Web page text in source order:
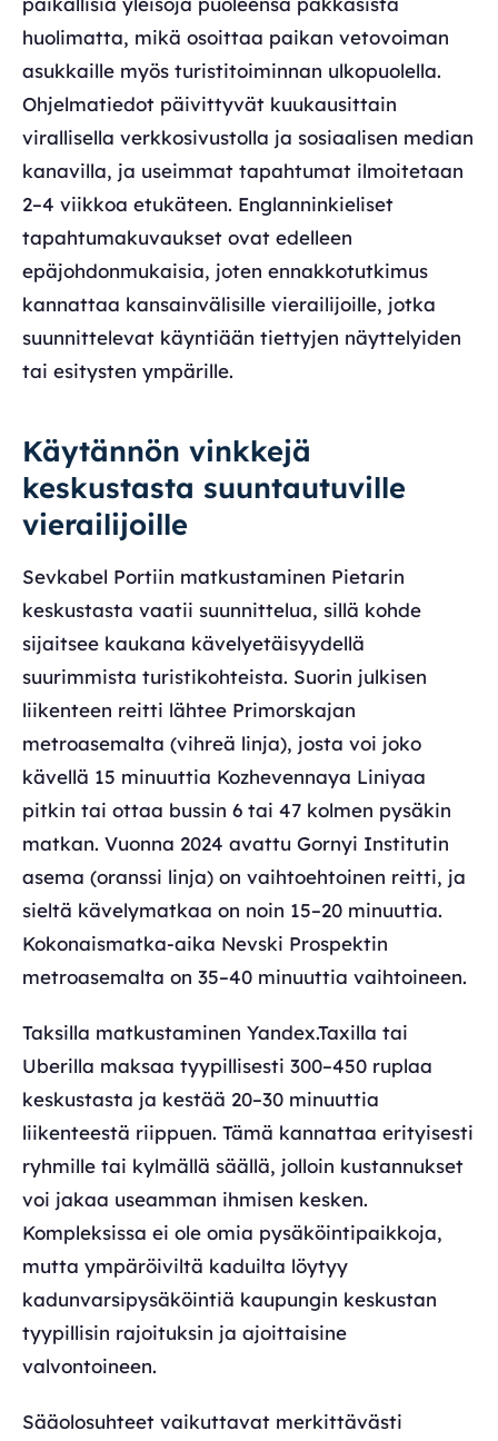
huolimatta, mikä osoittaa paikan vetovoiman
asukkaille myös turistitoiminnan ulkopuolella.
Ohjelmatiedot päivittyvät kuukausittain
virallisella verkkosivustolla ja sosiaalisen median
kanavilla, ja useimmat tapahtumat ilmoitetaan
2–4 viikkoa etukäteen. Englanninkieliset
tapahtumakuvaukset ovat edelleen
epäjohdonmukaisia, joten ennakkotutkimus
kannattaa kansainvälisille vierailijoille, jotka
suunnittelevat käyntiään tiettyjen näyttelyiden
tai esitysten ympärille.
Käytännön vinkkejä
keskustasta suuntautuville
vierailijoille
Sevkabel Portiin matkustaminen Pietarin
keskustasta vaatii suunnittelua, sillä kohde
sijaitsee kaukana kävelyetäisyydellä
suurimmista turistikohteista. Suorin julkisen
liikenteen reitti lähtee Primorskajan
metroasemalta (vihreä linja), josta voi joko
kävellä 15 minuuttia Kozhevennaya Liniyaa
pitkin tai ottaa bussin 6 tai 47 kolmen pysäkin
matkan. Vuonna 2024 avattu Gornyi Institutin
asema (oranssi linja) on vaihtoehtoinen reitti, ja
sieltä kävelymatkaa on noin 15–20 minuuttia.
Kokonaismatka-aika Nevski Prospektin
metroasemalta on 35–40 minuuttia vaihtoineen.
Taksilla matkustaminen Yandex.Taxilla tai
Uberilla maksaa tyypillisesti 300–450 ruplaa
keskustasta ja kestää 20–30 minuuttia
liikenteestä riippuen. Tämä kannattaa erityisesti
ryhmille tai kylmällä säällä, jolloin kustannukset
voi jakaa useamman ihmisen kesken.
Kompleksissa ei ole omia pysäköintipaikkoja,
mutta ympäröiviltä kaduilta löytyy
kadunvarsipysäköintiä kaupungin keskustan
tyypillisin rajoituksin ja ajoittaisine
valvontoineen.
Sääolosuhteet vaikuttavat merkittävästi